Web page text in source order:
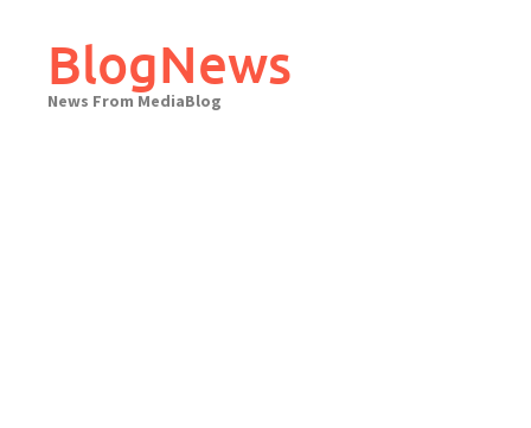
contentBlogNews
News From MediaBlog